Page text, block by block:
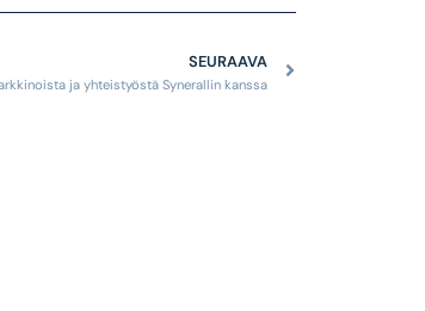
SEURAAVA
ja yhteistyöstä Synerallin kanssa